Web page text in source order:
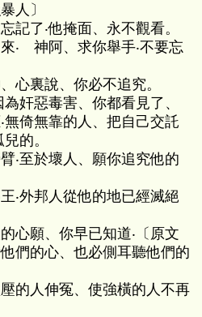
人〕
了‧他掩面、永不觀看。
‧ 神阿、求你舉手‧不要忘
心裏說、你必不追究。
奸惡毒害、你都看見了、
無倚無靠的人、把自己交託
的。
‧至於壞人、願你追究他的
‧外邦人從他的地已經滅絕
心願、你早已知道‧〔原文
們的心、也必側耳聽他們的
的人伸冤、使強橫的人不再